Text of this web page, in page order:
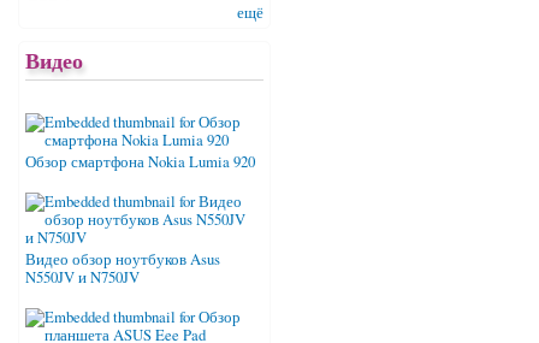
ещё
Видео
Обзор смартфона Nokia Lumia 920
Видео обзор ноутбуков Asus
N550JV и N750JV